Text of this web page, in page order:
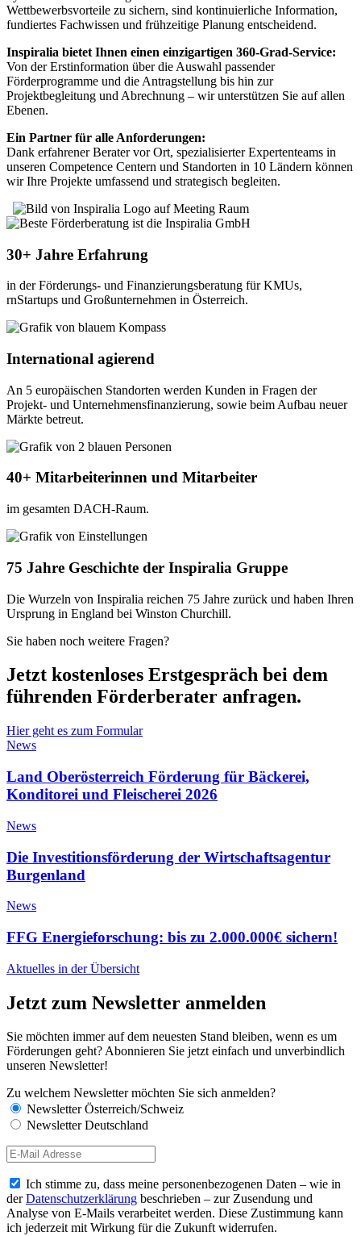
Wettbewerbsvorteile zu sichern, sind kontinuierliche Information,
fundiertes Fachwissen und frühzeitige Planung entscheidend.
Inspiralia bietet Ihnen einen einzigartigen 360-Grad-Service:
Von der Erstinformation über die Auswahl passender
Förderprogramme und die Antragstellung bis hin zur
Projektbegleitung und Abrechnung – wir unterstützen Sie auf allen
Ebenen.
Ein Partner für alle Anforderungen:
Dank erfahrener Berater vor Ort, spezialisierter Expertenteams in
unseren Competence Centern und Standorten in 10 Ländern können
wir Ihre Projekte umfassend und strategisch begleiten.
30+ Jahre Erfahrung
in der Förderungs- und Finanzierungsberatung für KMUs,
rnStartups und Großunternehmen in Österreich.
International agierend
An 5 europäischen Standorten werden Kunden in Fragen der
Projekt- und Unternehmensfinanzierung, sowie beim Aufbau neuer
Märkte betreut.
40+ Mitarbeiterinnen und Mitarbeiter
im gesamten DACH-Raum.
75 Jahre Geschichte der Inspiralia Gruppe
Die Wurzeln von Inspiralia reichen 75 Jahre zurück und haben Ihren
Ursprung in England bei Winston Churchill.
Sie haben noch weitere Fragen?
Jetzt kostenloses Erstgespräch bei dem
führenden Förderberater anfragen.
Hier geht es zum Formular
News
Land Oberösterreich Förderung für Bäckerei,
Konditorei und Fleischerei 2026
News
Die Investitionsförderung der Wirtschaftsagentur
Burgenland
News
FFG Energieforschung: bis zu 2.000.000€ sichern!
Aktuelles in der Übersicht
Jetzt zum Newsletter anmelden
Sie möchten immer auf dem neuesten Stand bleiben, wenn es um
Förderungen geht? Abonnieren Sie jetzt einfach und unverbindlich
unseren Newsletter!
Zu welchem Newsletter möchten Sie sich anmelden?
Newsletter Österreich/Schweiz
Newsletter Deutschland
Ich stimme zu, dass meine personenbezogenen Daten – wie in
derDatenschutzerklärung beschrieben – zur Zusendung und
Analyse von E-Mails verarbeitet werden. Diese Zustimmung kann
ich jederzeit mit Wirkung für die Zukunft widerrufen.